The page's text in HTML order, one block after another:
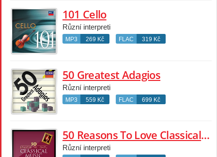
101 Cello
Různí interpreti
MP3 269 Kč FLAC 319 Kč
50 Greatest Adagios
Různí interpreti
MP3 559 Kč FLAC 699 Kč
50 Reasons To Love Classical [Digital Only]
Různí interpreti